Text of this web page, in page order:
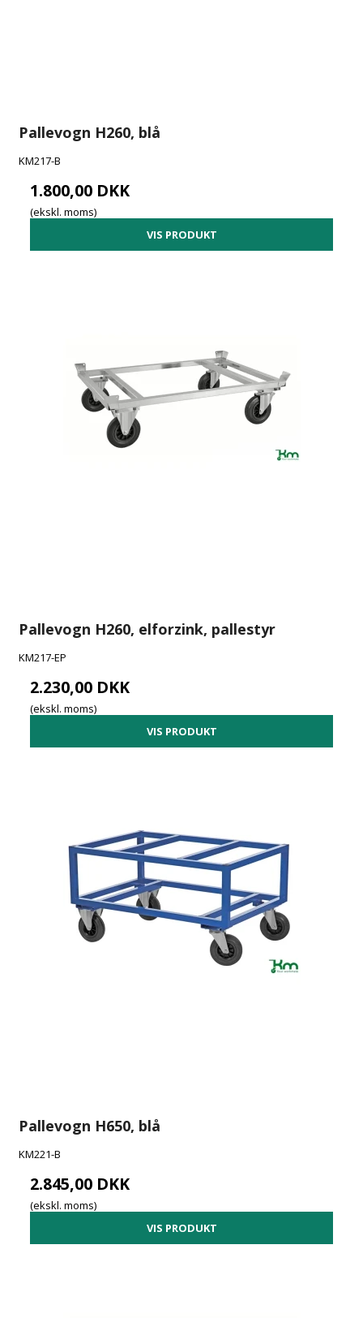
Pallevogn H260, blå
KM217-B
1.800,00 DKK
(ekskl. moms)
VIS PRODUKT
Pallevogn H260, elforzink, pallestyr
KM217-EP
2.230,00 DKK
(ekskl. moms)
VIS PRODUKT
Pallevogn H650, blå
KM221-B
2.845,00 DKK
(ekskl. moms)
VIS PRODUKT